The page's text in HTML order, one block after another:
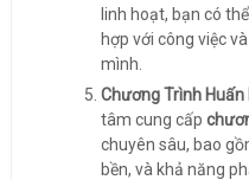
linh hoạt, bạn có
hợp với công việc
mình.
Chương Trình Huấn
tâm cung cấp
chuyên sâu, bao
bền, và khả năng